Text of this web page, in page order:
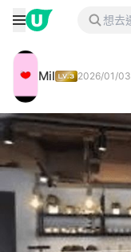
Mil 2026/01/03